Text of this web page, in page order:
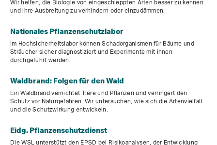
und ihre Ausbreitung zu verhindern oder einzudämmen.
Nationales Pflanzenschutzlabor
Im Hochsicherheitslabor können Schadorganismen für Bäume und
Sträucher sicher diagnostiziert und Experimente mit ihnen
durchgeführt werden.
Waldbrand: Folgen für den Wald
Ein Waldbrand vernichtet Tiere und Pflanzen und verringert den
Schutz vor Naturgefahren. Wir untersuchen, wie sich die Artenvielfalt
und die Schutzwirkung entwickeln.
Eidg. Pflanzenschutzdienst